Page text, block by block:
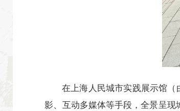
在上海人民城市实践展示馆
影、互动多媒体等手段，全景呈现